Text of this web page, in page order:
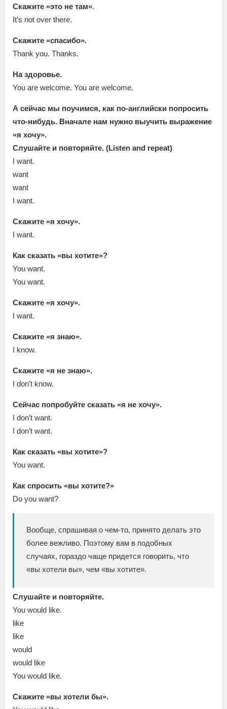
Скажите «это не там».
It’s not over there.
Скажите «спасибо».
Thank you. Thanks.
На здоровье.
You are welcome. You are welcome.
А сейчас мы поучимся, как по-английски попросить
что-нибудь. Вначале нам нужно выучить выражение
«я хочу».
Слушайте и повторяйте. (Listen and repeat)
I want.
want
want
I want.
Скажите «я хочу».
I want.
Как сказать «вы хотите»?
You want.
You want.
Скажите «я хочу».
I want.
Скажите «я знаю».
I know.
Скажите «я не знаю».
I don’t know.
Сейчас попробуйте сказать «я не хочу».
I don’t want.
I don’t want.
Как сказать «вы хотите»?
You want.
Как спросить «вы хотите?»
Do you want?
Вообще, спрашивая о чем-то, принято делать это
более вежливо. Поэтому вам в подобных
случаях, гораздо чаще придется говорить, что
«вы хотели вы», чем «вы хотите».
Слушайте и повторяйте.
You would like.
like
like
would
would like
You would like.
Скажите «вы хотели бы».